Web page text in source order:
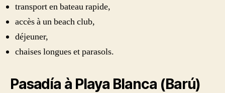
transport en bateau rapide,
accès à un beach club,
déjeuner,
chaises longues et parasols.
Pasadía à Playa Blanca (Barú)